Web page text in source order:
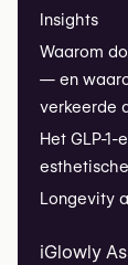
Insights
Waarom
— en
verkeerde
Het GLP-
Longevity
iGlowly